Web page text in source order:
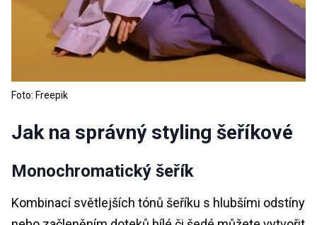
Foto: Freepik
Jak na správný styling šeříkové
Monochromatický šeřík
Kombinací světlejších tónů šeříku s hlubšími odstíny